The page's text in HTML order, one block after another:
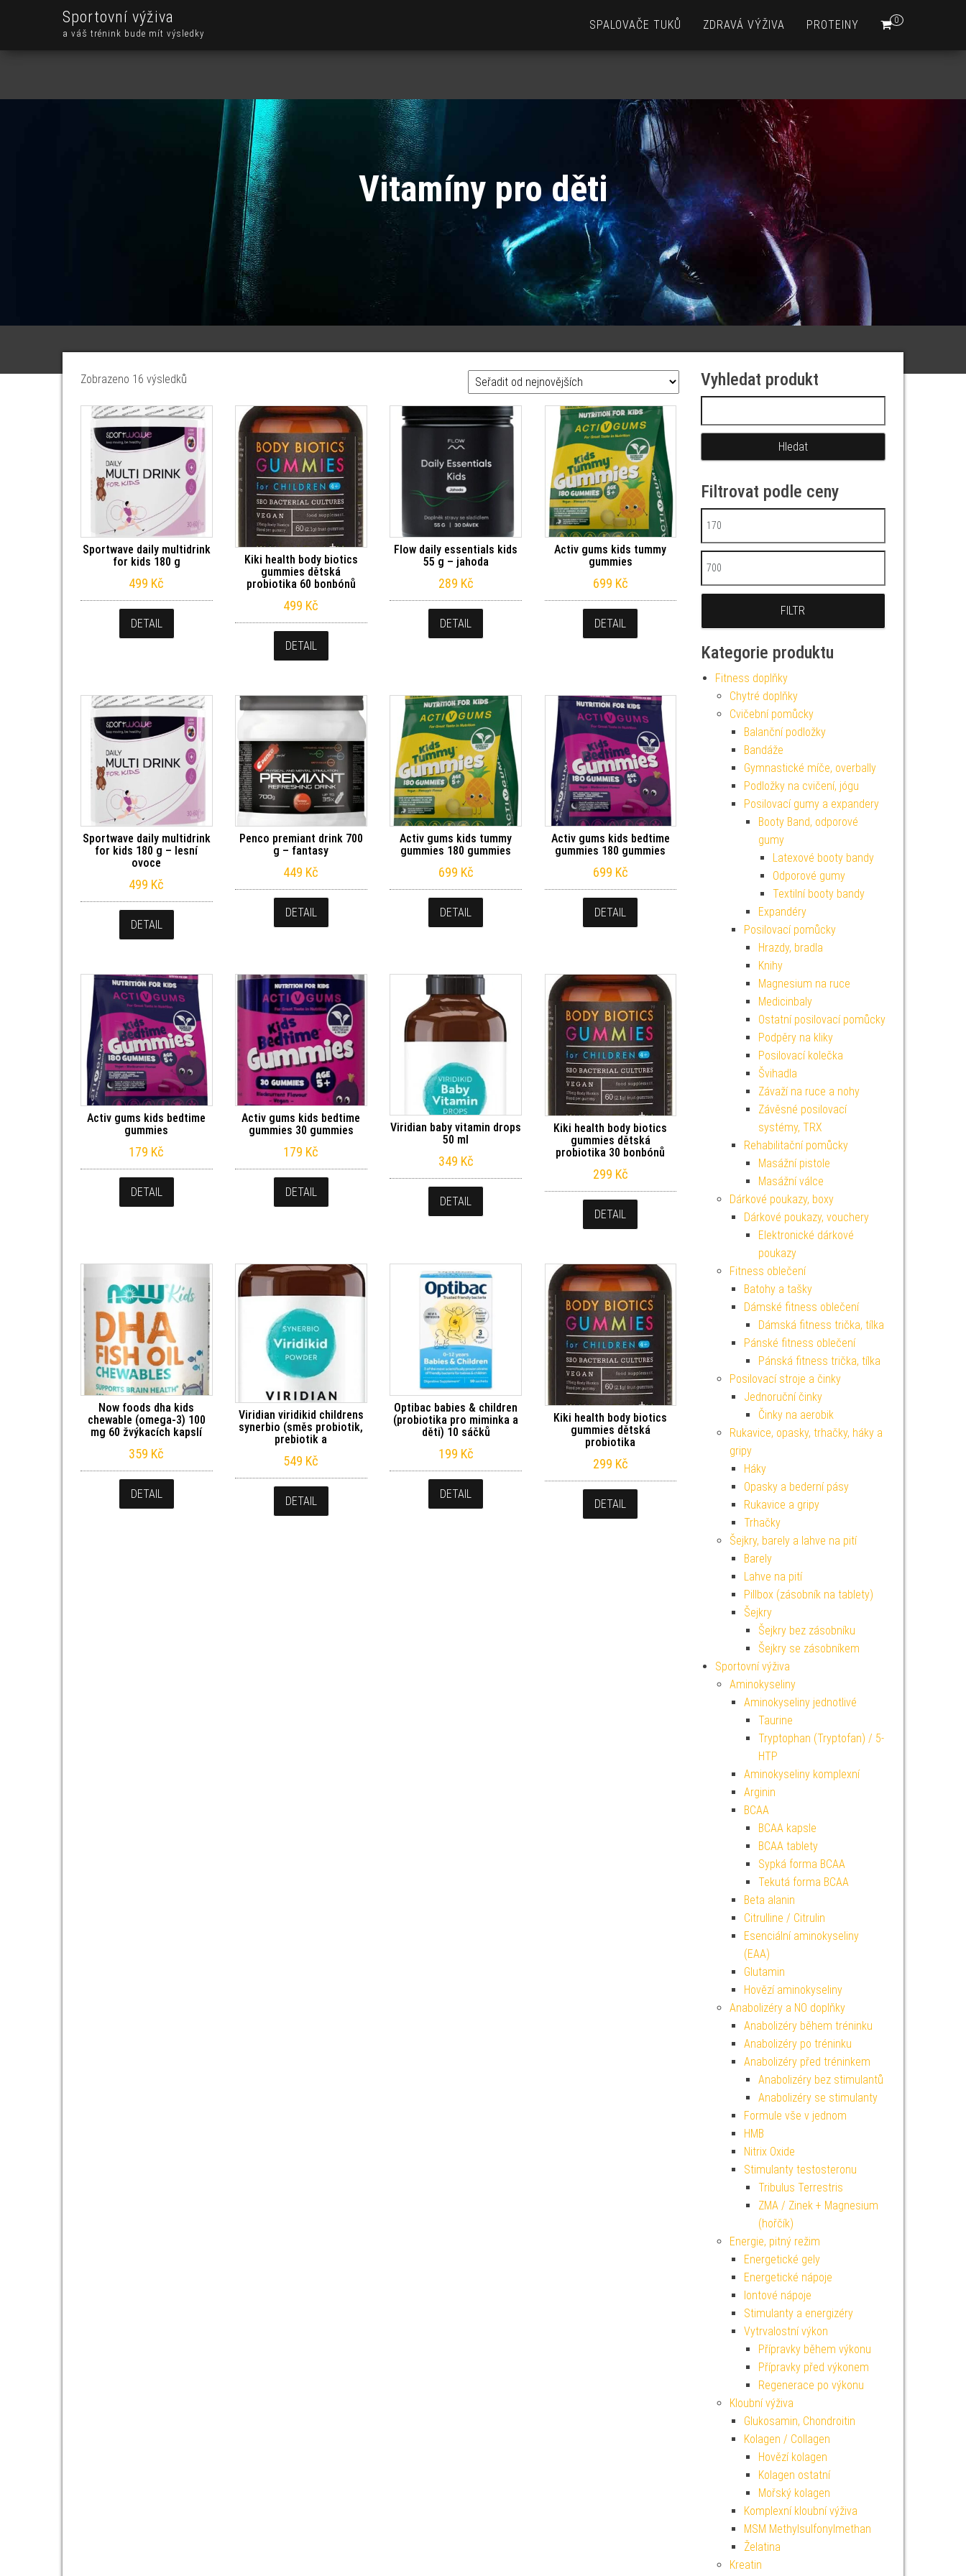
Sportovní výživa
a váš trénink bude mít výsledky
0
SPALOVAČE TUKŮ ZDRAVÁ VÝŽIVA PROTEINY
Vitamíny pro děti
Zobrazeno 16 výsledků
Sportwave daily multidrink
for kids 180 g
499 Kč
DETAIL
Kiki health body biotics
gummies dětská
probiotika 60 bonbónů
499 Kč
DETAIL
Flow daily essentials kids
55 g – jahoda
289 Kč
DETAIL
Activ gums kids tummy
gummies
699 Kč
DETAIL
Sportwave daily multidrink
for kids 180 g – lesní
ovoce
499 Kč
DETAIL
Penco premiant drink 700
g – fantasy
449 Kč
DETAIL
Activ gums kids tummy
gummies 180 gummies
699 Kč
DETAIL
Activ gums kids bedtime
gummies 180 gummies
699 Kč
DETAIL
Activ gums kids bedtime
gummies
179 Kč
DETAIL
Activ gums kids bedtime
gummies 30 gummies
179 Kč
DETAIL
Viridian baby vitamin drops
50 ml
349 Kč
DETAIL
Kiki health body biotics
gummies dětská
probiotika 30 bonbónů
299 Kč
DETAIL
Now foods dha kids
chewable (omega-3) 100
mg 60 žvýkacích kapslí
359 Kč
DETAIL
Viridian viridikid childrens
synerbio (směs probiotik,
prebiotik a
549 Kč
DETAIL
Optibac babies & children
(probiotika pro miminka a
děti) 10 sáčků
199 Kč
DETAIL
Kiki health body biotics
gummies dětská
probiotika
299 Kč
DETAIL
Vyhledat produkt
Filtrovat podle ceny
Minimální cena
Maximální cena
FILTR
Kategorie produktu
Fitness doplňky
Chytré doplňky
Cvičební pomůcky
Balanční podložky
Bandáže
Gymnastické míče, overbally
Podložky na cvičení, jógu
Posilovací gumy a expandery
Booty Band, odporové
gumy
Latexové booty bandy
Odporové gumy
Textilní booty bandy
Expandéry
Posilovací pomůcky
Hrazdy, bradla
Knihy
Magnesium na ruce
Medicinbaly
Ostatní posilovací pomůcky
Podpěry na kliky
Posilovací kolečka
Švihadla
Závaží na ruce a nohy
Závěsné posilovací
systémy, TRX
Rehabilitační pomůcky
Masážní pistole
Masážní válce
Dárkové poukazy, boxy
Dárkové poukazy, vouchery
Elektronické dárkové
poukazy
Fitness oblečení
Batohy a tašky
Dámské fitness oblečení
Dámská fitness trička, tílka
Pánské fitness oblečení
Pánská fitness trička, tílka
Posilovací stroje a činky
Jednoruční činky
Činky na aerobik
Rukavice, opasky, trhačky, háky a
gripy
Háky
Opasky a bederní pásy
Rukavice a gripy
Trhačky
Šejkry, barely a lahve na pití
Barely
Lahve na pití
Pillbox (zásobník na tablety)
Šejkry
Šejkry bez zásobníku
Šejkry se zásobníkem
Sportovní výživa
Aminokyseliny
Aminokyseliny jednotlivé
Taurine
Tryptophan (Tryptofan) / 5-
HTP
Aminokyseliny komplexní
Arginin
BCAA
BCAA kapsle
BCAA tablety
Sypká forma BCAA
Tekutá forma BCAA
Beta alanin
Citrulline / Citrulin
Esenciální aminokyseliny
(EAA)
Glutamin
Hovězí aminokyseliny
Anabolizéry a NO doplňky
Anabolizéry během tréninku
Anabolizéry po tréninku
Anabolizéry před tréninkem
Anabolizéry bez stimulantů
Anabolizéry se stimulanty
Formule vše v jednom
HMB
Nitrix Oxide
Stimulanty testosteronu
Tribulus Terrestris
ZMA / Zinek + Magnesium
(hořčík)
Energie, pitný režim
Energetické gely
Energetické nápoje
Iontové nápoje
Stimulanty a energizéry
Vytrvalostní výkon
Přípravky během výkonu
Přípravky před výkonem
Regenerace po výkonu
Kloubní výživa
Glukosamin, Chondroitin
Kolagen / Collagen
Hovězí kolagen
Kolagen ostatní
Mořský kolagen
Komplexní kloubní výživa
MSM Methylsulfonylmethan
Želatina
Kreatin